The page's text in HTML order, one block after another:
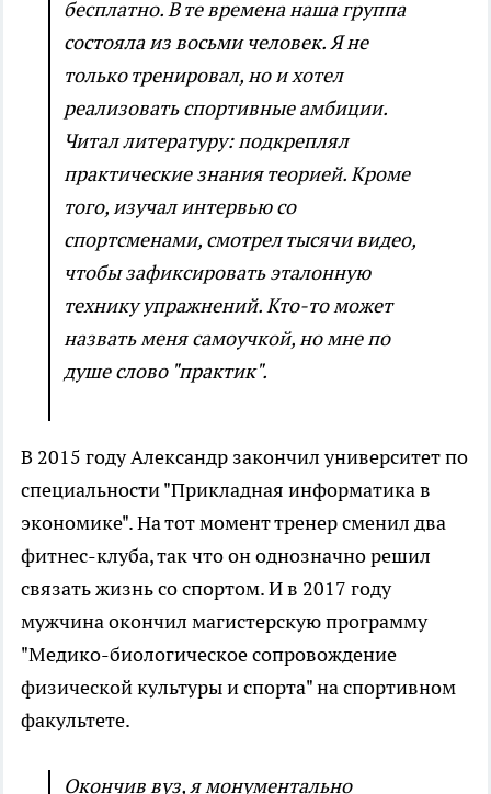
бесплатно. В те времена наша группа
состояла из восьми человек. Я не
только тренировал, но и хотел
реализовать спортивные амбиции.
Читал литературу: подкреплял
практические знания теорией. Кроме
того, изучал интервью со
спортсменами, смотрел тысячи видео,
чтобы зафиксировать эталонную
технику упражнений. Кто-то может
назвать меня самоучкой, но мне по
душе слово "практик".
В 2015 году Александр закончил университет по
специальности "Прикладная информатика в
экономике". На тот момент тренер сменил два
фитнес-клуба, так что он однозначно решил
связать жизнь со спортом. И в 2017 году
мужчина окончил магистерскую программу
"Медико-биологическое сопровождение
физической культуры и спорта" на спортивном
факультете.
Окончив вуз, я монументально